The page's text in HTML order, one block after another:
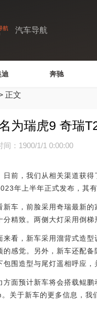
汽车导航
奔驰
正文
为瑞虎9 奇瑞
间：1900/1/1 0:00:00
们从相关渠道获得了一
年上半年正式发布，其
，前脸采用奇瑞最新的
分精致。两侧大灯采用倒
，新车采用溜背式造型
的感觉。另外，新车还配
包围造型与尾灯遥相呼应，
预计新车将会搭载鲲鹏
关于新车的更多信息，我